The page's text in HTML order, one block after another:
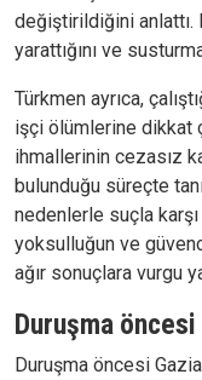
değiştirildiğini
yarattığını ve
Türkmen ayrıca,
işçi ölümlerine dikkat
ihmallerinin cezasız
bulunduğu süreçte
nedenlerle suçla karşı
yoksulluğun ve
ağır sonuçlara vurgu
Duruşma
Duruşma öncesi